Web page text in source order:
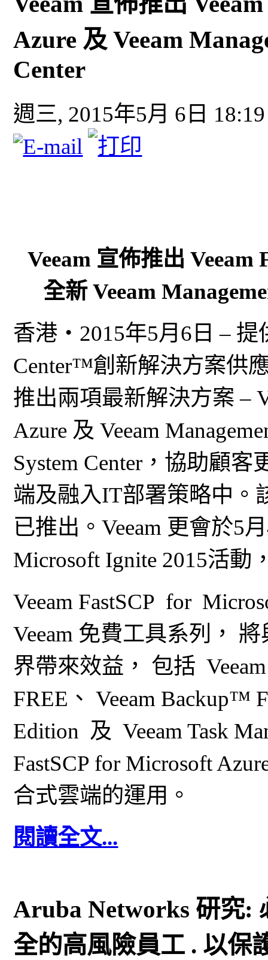
Azure 及 Veeam
Center
週三, 2015年5月 6日 18:19
Veeam 宣佈推出 Veeam
全新 Veeam
香港‧2015年5月6日 – 提
Center™創新解決方案供
推出兩項最新解決方案 –
Azure 及 Veeam
System Center，協助顧
端及融入IT部署策略中。
已推出。Veeam 更會於5
Microsoft Ignite 2015活動
Veeam FastSCP for
Veeam 免費工具系列，
界帶來效益， 包括
FREE、 Veeam Backup™
Edition 及 Veeam Task
FastSCP for Microsoft
合式雲端的運用。
閱讀全文...
Aruba Networks 研究:
全的高風險員工 . 以保